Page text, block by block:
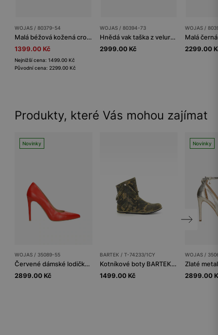
WOJAS / 80379-54
Malá béžová kožená crossbody kabelka
1399.00 Kč
Nejnižší cena: 1499.00 Kč
Původní cena: 2299.00 Kč
WOJAS / 80394-73
Hnědá vak taška z velurové štípané kůže
2999.00 Kč
WOJAS /
2299.00
Produkty, které Vás mohou zajímat
Novinky
WOJAS / 35089-55
Červené dámské lodičky z kvalitní hladké kůže
2899.00 Kč
BARTEK / T-74233/1CY
Kotníkové boty BARTEK T-74233/1CY, pro holčičky, maskáč
1499.00 Kč
Novinky
WOJAS /
2899.00